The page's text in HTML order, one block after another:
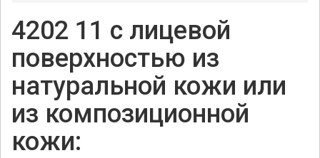
4202 11 с лицевой
поверхностью из
натуральной кожи или
из композиционной
кожи: